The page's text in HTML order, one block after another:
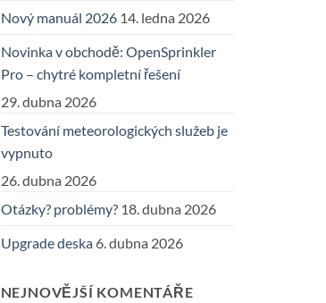
Nový manuál 2026 14. ledna 2026
Novinka v obchodě: OpenSprinkler
Pro – chytré kompletní řešení
29. dubna 2026
Testování meteorologických služeb je
vypnuto
26. dubna 2026
Otázky? problémy? 18. dubna 2026
Upgrade deska 6. dubna 2026
NEJNOVĚJŠÍ KOMENTÁŘE